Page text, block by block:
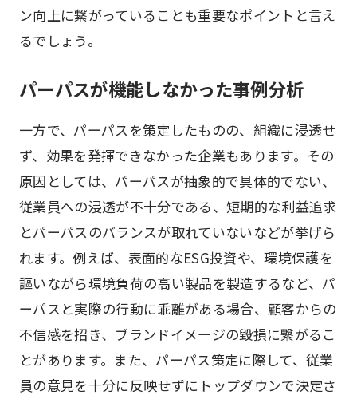
ン向上に繋がっていることも重要なポイントと言え
るでしょう。
パーパスが機能しなかった事例分析
一方で、パーパスを策定したものの、組織に浸透せ
ず、効果を発揮できなかった企業もあります。その
原因としては、パーパスが抽象的で具体的でない、
従業員への浸透が不十分である、短期的な利益追求
とパーパスのバランスが取れていないなどが挙げら
れます。例えば、表面的なESG投資や、環境保護を
謳いながら環境負荷の高い製品を製造するなど、パ
ーパスと実際の行動に乖離がある場合、顧客からの
不信感を招き、ブランドイメージの毀損に繋がるこ
とがあります。また、パーパス策定に際して、従業
員の意見を十分に反映せずにトップダウンで決定さ